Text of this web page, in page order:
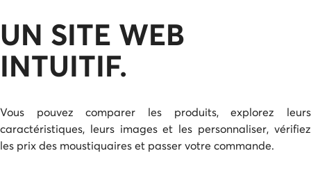
UN SITE WEB
INTUITIF.
Vous pouvez comparer les produits, explorez leurs
caractéristiques, leurs images et les personnaliser, vérifiez
les prix des moustiquaires et passer votre commande.